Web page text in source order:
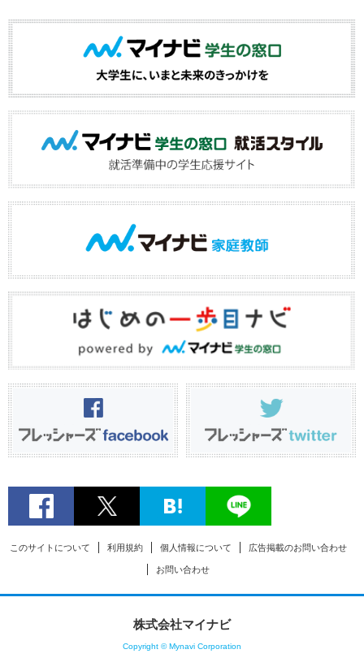
このサイトについて 利用規約 個人情報について 広告掲載のお問い合わせ
お問い合わせ
株式会社マイナビ
Copyright © Mynavi Corporation